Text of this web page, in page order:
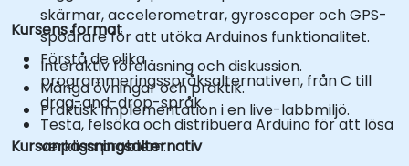
skärmar, accelerometrar, gyroscoper och GPS-
spoårare för att utöka Arduinos funktionalitet.
Förstå de olika
programmeringsspråksalternativen, från C till
drag-and-drop-språk.
Testa, felsöka och distribuera Arduino för att lösa
verkliga problem.
Kursens format
Interaktiv föreläsning och diskussion.
Många övningar och praktik.
Praktisk implementation i en live-labbmiljö.
Kursanpassningsalternativ